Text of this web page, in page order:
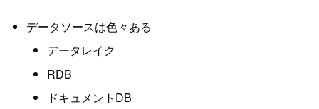
データソースは色々ある
データレイク
RDB
ドキュメントDB